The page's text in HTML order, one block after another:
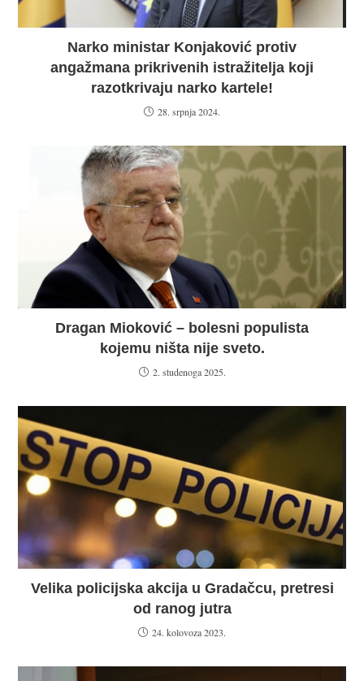
Narko ministar Konjaković protiv
angažmana prikrivenih istražitelja koji
razotkrivaju narko kartele!
28. srpnja 2024.
Dragan Mioković – bolesni populista
kojemu ništa nije sveto.
2. studenoga 2025.
Velika policijska akcija u Gradačcu, pretresi
od ranog jutra
24. kolovoza 2023.